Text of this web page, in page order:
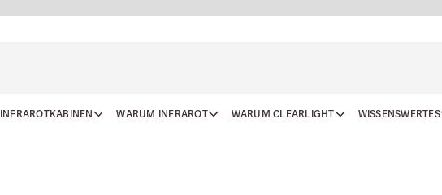
INFRAROTKABINEN WARUM INFRAROT WARUM CLEARLIGHT WISSENSWERTES